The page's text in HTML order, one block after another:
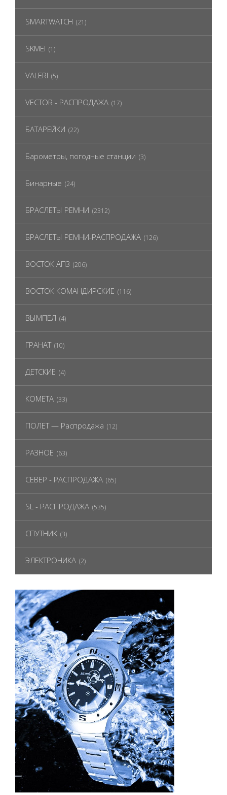
SMARTWATCH (21)
SKMEI (1)
VALERI (5)
VECTOR - РАСПРОДАЖА (17)
БАТАРЕЙКИ (22)
Барометры, погодные станции (3)
Бинарные (24)
БРАСЛЕТЫ РЕМНИ (2312)
БРАСЛЕТЫ РЕМНИ-РАСПРОДАЖА (126)
ВОСТОК АПЗ (206)
ВОСТОК КОМАНДИРСКИЕ (116)
ВЫМПЕЛ (4)
ГРАНАТ (10)
ДЕТСКИЕ (4)
КОМЕТА (33)
ПОЛЕТ — Распродажа (12)
РАЗНОЕ (63)
СЕВЕР - РАСПРОДАЖА (65)
SL - РАСПРОДАЖА (535)
СПУТНИК (3)
ЭЛЕКТРОНИКА (2)